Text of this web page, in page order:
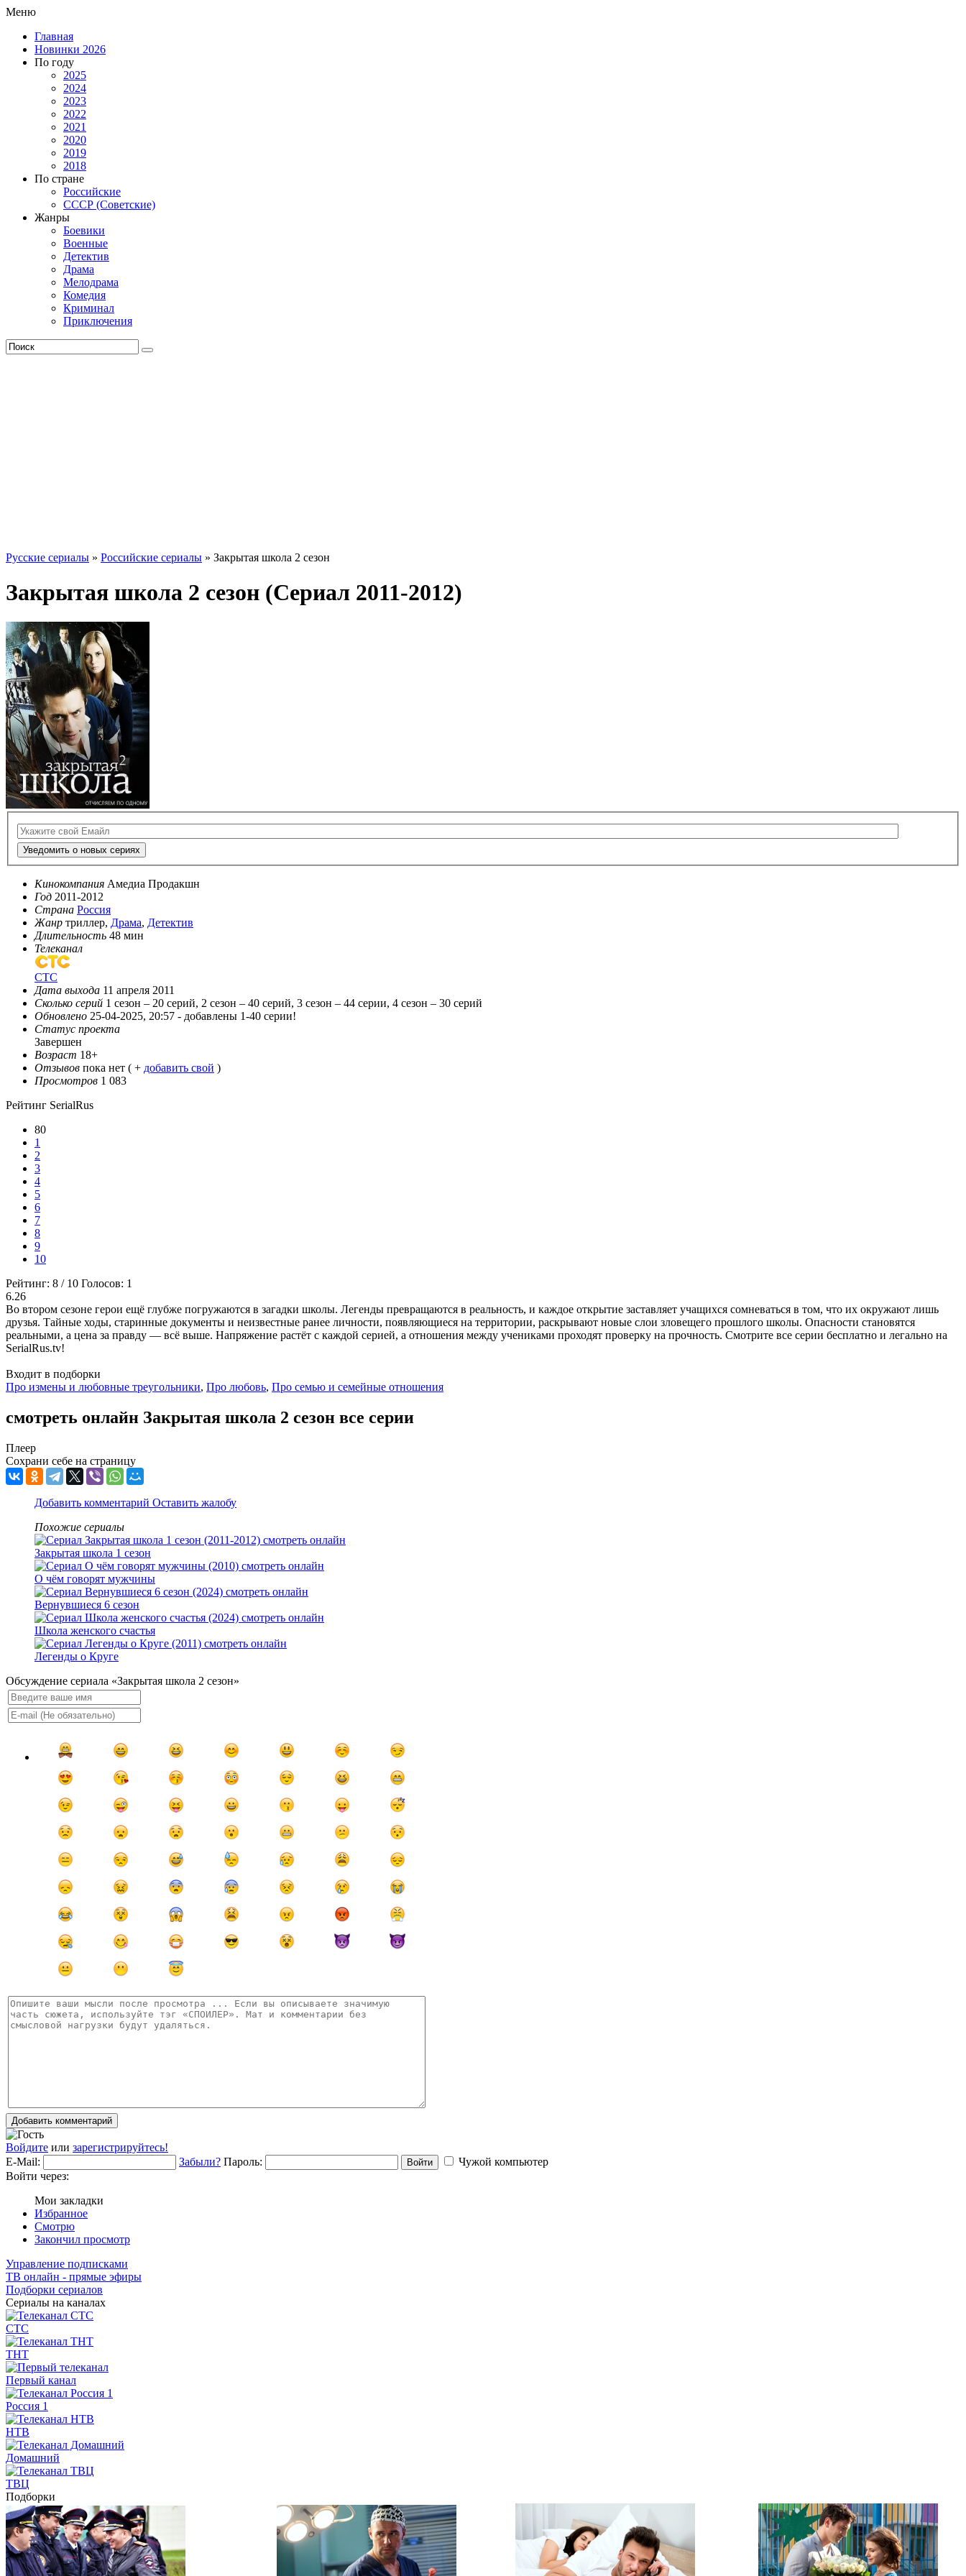
Меню
Главная
Новинки 2026
По году
2025
2024
2023
2022
2021
2020
2019
2018
По стране
Российские
СССР (Советские)
Жанры
Боевики
Военные
Детектив
Драма
Мелодрама
Комедия
Криминал
Приключения
Русские сериалы » Российские сериалы » Закрытая школа 2 сезон
Закрытая школа 2 сезон (Сериал 2011-2012)
Уведомить о новых сериях
Кинокомпания Амедиа Продакшн
Год 2011-2012
Страна Россия
Жанр триллер, Драма, Детектив
Длительность 48 мин
Телеканал
СТС
Дата выхода 11 апреля 2011
Сколько серий 1 сезон – 20 серий, 2 сезон – 40 серий, 3 сезон – 44 серии, 4 сезон – 30 серий
Обновлено 25-04-2025, 20:57 - добавлены 1-40 серии!
Статус проекта
Завершен
Возраст 18+
Отзывов пока нет ( + добавить свой )
Просмотров 1 083
Рейтинг SerialRus
80
1
2
3
4
5
6
7
8
9
10
Рейтинг: 8 / 10 Голосов: 1
6.26
Во втором сезоне герои ещё глубже погружаются в загадки школы. Легенды превращаются в реальность, и каждое открытие заставляет учащихся сомневаться в том, что их окружают лишь
друзья. Тайные ходы, старинные документы и неизвестные ранее личности, появляющиеся на территории, раскрывают новые слои зловещего прошлого школы. Опасности становятся
реальными, а цена за правду — всё выше. Напряжение растёт с каждой серией, а отношения между учениками проходят проверку на прочность. Смотрите все серии бесплатно и легально на
SerialRus.tv!
Входит в подборки
Про измены и любовные треугольники, Про любовь, Про семью и семейные отношения
смотреть онлайн Закрытая школа 2 сезон все серии
Плеер
Сохрани себе на страницу
Добавить комментарий Оставить жалобу
Похожие сериалы
Закрытая школа 1 сезон
О чём говорят мужчины
Вернувшиеся 6 сезон
Школа женского счастья
Легенды о Круге
Обсуждение сериала «Закрытая школа 2 сезон»
Добавить комментарий
Войдите или зарегистрируйтесь!
E-Mail:
Забыли? Пароль: Войти
Чужой компьютер
Войти через:
Мои закладки
Избранное
Смотрю
Закончил просмотр
Управление подписками
ТВ онлайн - прямые эфиры
Подборки сериалов
Сериалы на каналах
СТС
ТНТ
Первый канал
Россия 1
НТВ
Домашний
ТВЦ
Подборки